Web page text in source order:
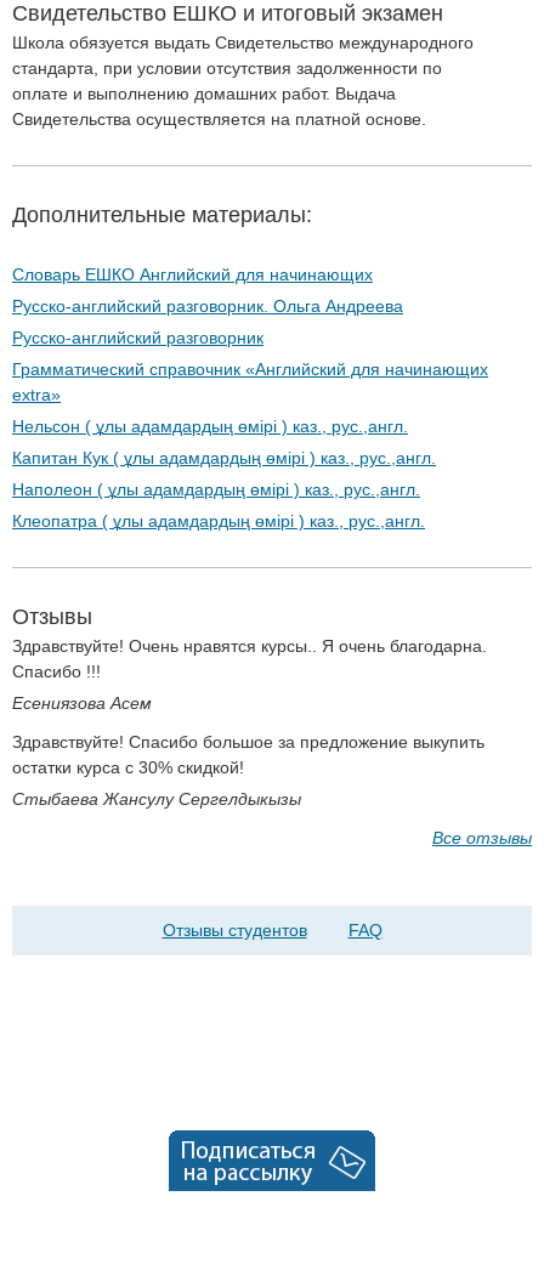
Свидетельство ЕШКО и итоговый экзамен
Школа обязуется выдать Свидетельство международного
стандарта, при условии отсутствия задолженности по
оплате и выполнению домашних работ. Выдача
Свидетельства осуществляется на платной основе.
Дополнительные материалы:
Словарь ЕШКО Английский для начинающих
Русско-английский разговорник. Ольга Андреева
Русско-английский разговорник
Грамматический справочник «Английский для начинающих
extra»
Нельсон ( ұлы адамдардың өмірі ) каз., рус.,англ.
Капитан Кук ( ұлы адамдардың өмірі ) каз., рус.,англ.
Наполеон ( ұлы адамдардың өмірі ) каз., рус.,англ.
Клеопатра ( ұлы адамдардың өмірі ) каз., рус.,англ.
Отзывы
Здравствуйте! Очень нравятся курсы.. Я очень благодарна.
Спасибо !!!
Есениязова Асем
Здравствуйте! Cпасибо большое за предложение выкупить
остатки курса с 30% скидкой!
Стыбаева Жансулу Сергелдыкызы
Все отзывы
Отзывы студентов FAQ